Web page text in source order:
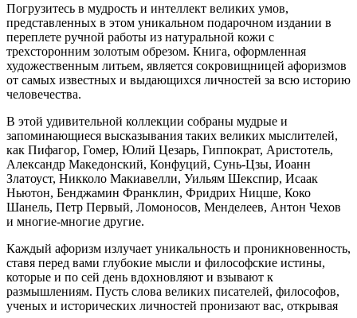
Погрузитесь в мудрость и интеллект великих умов,
представленных в этом уникальном подарочном издании в
переплете ручной работы из натуральной кожи с
трехсторонним золотым обрезом. Книга, оформленная
художественным литьем, является сокровищницей афоризмов
от самых известных и выдающихся личностей за всю историю
человечества.
В этой удивительной коллекции собраны мудрые и
запоминающиеся высказывания таких великих мыслителей,
как Пифагор, Гомер, Юлий Цезарь, Гиппократ, Аристотель,
Александр Македонский, Конфуций, Сунь-Цзы, Иоанн
Златоуст, Никколо Макиавелли, Уильям Шекспир, Исаак
Ньютон, Бенджамин Франклин, Фридрих Ницше, Коко
Шанель, Петр Первый, Ломоносов, Менделеев, Антон Чехов
и многие-многие другие.
Каждый афоризм излучает уникальность и проникновенность,
ставя перед вами глубокие мысли и философские истины,
которые и по сей день вдохновляют и взывают к
размышлениям. Пусть слова великих писателей, философов,
ученых и исторических личностей пронизают вас, открывая